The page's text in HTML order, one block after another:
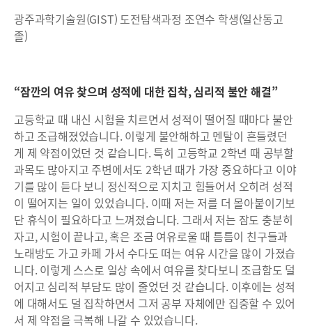
광주과학기술원(GIST) 도전탐색과정 조연수 학생(일산동고
졸)
“잠깐의 여유 찾으며 성적에 대한 집착, 심리적 불안 해결”
고등학교 때 내신 시험을 치르면서 성적이 떨어질 때마다 불안
하고 조급해졌었습니다. 이렇게 불안해하고 멘탈이 흔들렸던
게 제 약점이었던 것 같습니다. 특히 고등학교 2학년 때 공부할
과목도 많아지고 주변에서도 2학년 때가 가장 중요하다고 이야
기를 많이 듣다 보니 정신적으로 지치고 힘들어서 오히려 성적
이 떨어지는 일이 있었습니다. 이때 저는 저를 더 몰아붙이기보
단 휴식이 필요하다고 느껴졌습니다. 그래서 저는 잠도 충분히
자고, 시험이 끝나고, 혹은 조금 여유로울 때 틈틈이 친구들과
노래방도 가고 카페 가서 수다도 떠는 여유 시간을 많이 가졌습
니다. 이렇게 스스로 일상 속에서 여유를 찾다보니 조급함도 덜
어지고 심리적 부담도 많이 줄었던 것 같습니다. 이후에는 성적
에 대해서도 덜 집착하면서 그저 공부 자체에만 집중할 수 있어
서 제 약점을 극복해 나갈 수 있었습니다.